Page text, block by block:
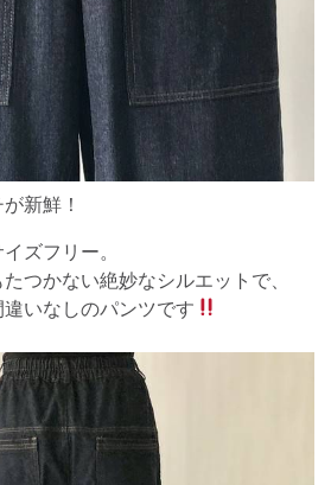
新鮮！
ズフリー。
つかない絶妙なシルエットで、
いなしのパンツです